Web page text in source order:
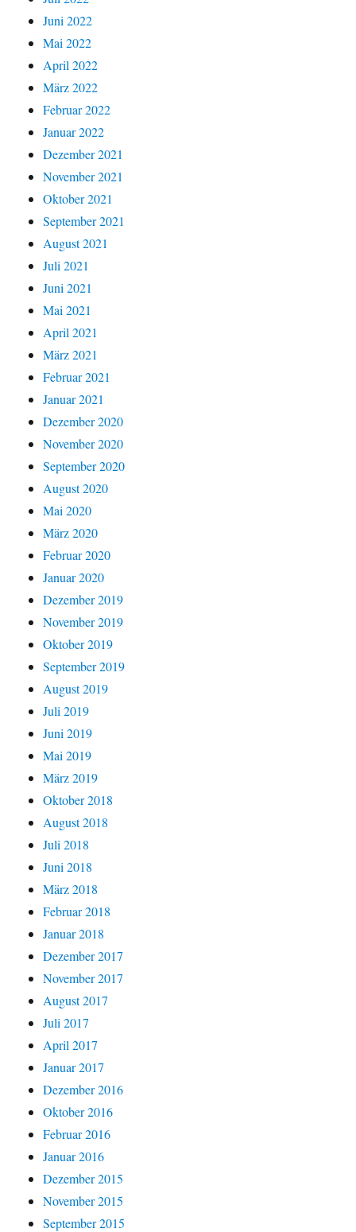
Juni 2022
Mai 2022
April 2022
März 2022
Februar 2022
Januar 2022
Dezember 2021
November 2021
Oktober 2021
September 2021
August 2021
Juli 2021
Juni 2021
Mai 2021
April 2021
März 2021
Februar 2021
Januar 2021
Dezember 2020
November 2020
September 2020
August 2020
Mai 2020
März 2020
Februar 2020
Januar 2020
Dezember 2019
November 2019
Oktober 2019
September 2019
August 2019
Juli 2019
Juni 2019
Mai 2019
März 2019
Oktober 2018
August 2018
Juli 2018
Juni 2018
März 2018
Februar 2018
Januar 2018
Dezember 2017
November 2017
August 2017
Juli 2017
April 2017
Januar 2017
Dezember 2016
Oktober 2016
Februar 2016
Januar 2016
Dezember 2015
November 2015
September 2015